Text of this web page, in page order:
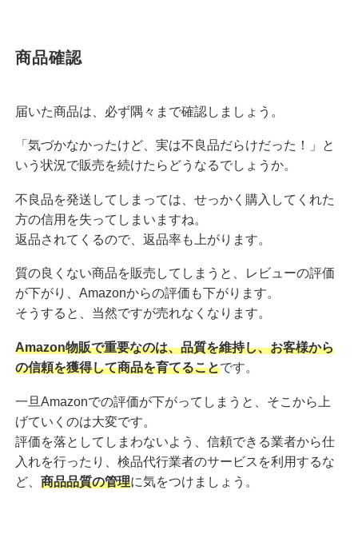
商品確認
届いた商品は、必ず隅々まで確認しましょう。
「気づかなかったけど、実は不良品だらけだった！」と
いう状況で販売を続けたらどうなるでしょうか。
不良品を発送してしまっては、せっかく購入してくれた
方の信用を失ってしまいますね。
返品されてくるので、返品率も上がります。
質の良くない商品を販売してしまうと、レビューの評価
が下がり、Amazonからの評価も下がります。
そうすると、当然ですが売れなくなります。
Amazon物販で重要なのは、品質を維持し、お客様から
の信頼を獲得して商品を育てることです。
一旦Amazonでの評価が下がってしまうと、そこから上
げていくのは大変です。
評価を落としてしまわないよう、信頼できる業者から仕
入れを行ったり、検品代行業者のサービスを利用するな
ど、 商品品質の管理に気をつけましょう。